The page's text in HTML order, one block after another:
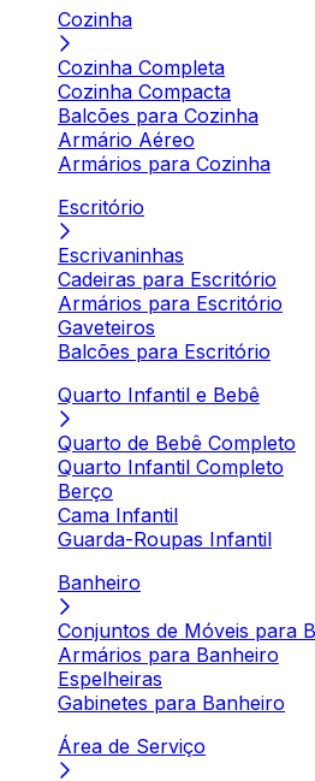
Cozinha
Cozinha Completa
Cozinha Compacta
Balcões para Cozinha
Armário Aéreo
Armários para Cozinha
Escritório
Escrivaninhas
Cadeiras para Escritório
Armários para Escritório
Gaveteiros
Balcões para Escritório
Quarto Infantil e Bebê
Quarto de Bebê Completo
Quarto Infantil Completo
Berço
Cama Infantil
Guarda-Roupas Infantil
Banheiro
Conjuntos de Móveis para
Armários para Banheiro
Espelheiras
Gabinetes para Banheiro
Área de Serviço